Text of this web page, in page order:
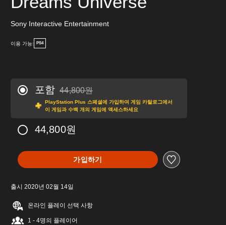
Sony Interactive Entertainment
이용 가능: PS4
포함 44,800원의 원래 가격에서 할인됨
44,800원
PlayStation Plus 스페셜에 가입하여 게임 카탈로그에서
이 게임과 수백 개의 게임에 액세스하세요
44,800원
가입하기
출시 2020년 02월 14일
온라인 플레이 선택 사항
1 - 4명의 플레이어